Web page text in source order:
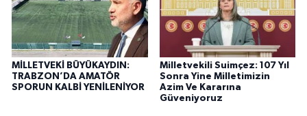
MİLLETVEKİ BÜYÜKAYDIN:
TRABZON’DA AMATÖR
SPORUN KALBİ YENİLENİYOR
Milletvekili Suimçez: 107 Yıl
Sonra Yine Milletimizin
Azim Ve Kararına
Güveniyoruz